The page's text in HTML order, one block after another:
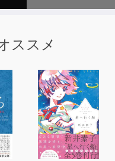
ススメ